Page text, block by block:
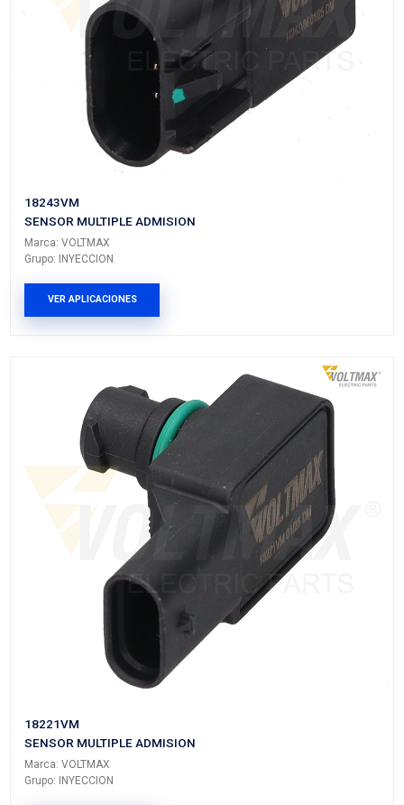
Marca: VOLTMAX
Grupo: INYECCION
VER APLICACIONES
18244VM
SENSOR MULTIPLE ADMISION
Grupo: INYECCION
VER APLICACIONES